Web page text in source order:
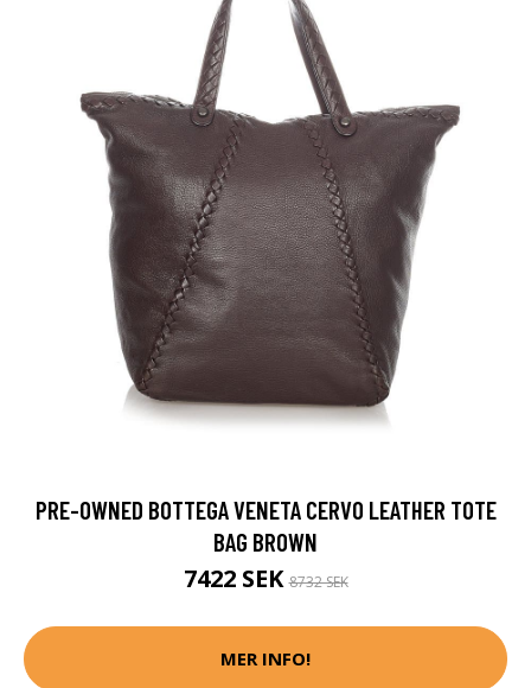
PRE-OWNED BOTTEGA VENETA CERVO LEATHER TOTE
BAG BROWN
7422 SEK8732 SEK
MER INFO!